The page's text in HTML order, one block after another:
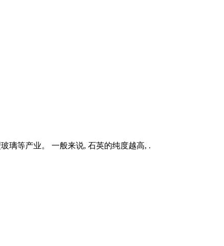
璃等产业。 一般来说, 石英的纯度越高, .